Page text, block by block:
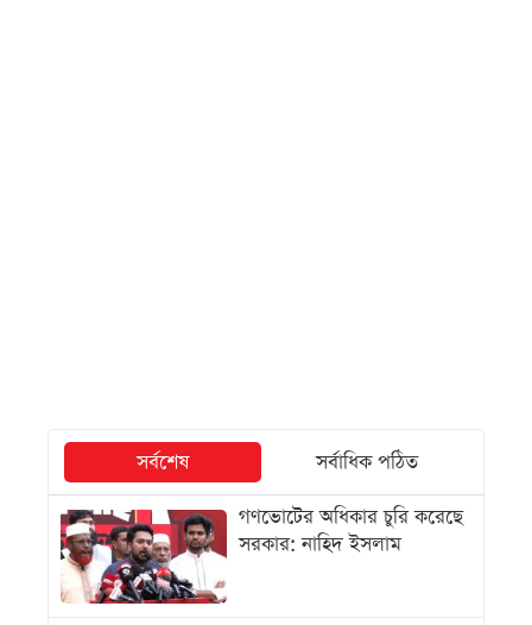
সর্বশেষ
সর্বাধিক পঠিত
গণভোটের অধিকার চুরি করেছে
সরকার: নাহিদ ইসলাম